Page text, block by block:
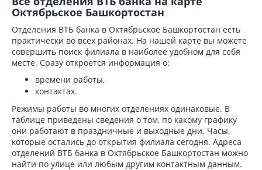
Октябрьское Башкортостан
Отделения ВТБ банка в Октябрьское Башкортостан есть
практически во всех районах. На нашей карте вы можете
совершить поиск филиала в наиболее удобном для себя
месте. Сразу откроется информация о:
времени работы,
контактах.
Режимы работы во многих отделениях одинаковые. В
таблице приведены сведения о том, по какому графику
они работают в праздничные и выходные дни. Часы,
которые остались до открытия филиала сегодня. Адреса
отделений ВТБ банка в Октябрьское Башкортостан можно
найти по улице или любым другим контактным данным.